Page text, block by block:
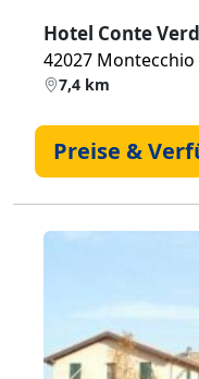
Hotel Conte
42027 Montecchio
7,4 km
Preise &